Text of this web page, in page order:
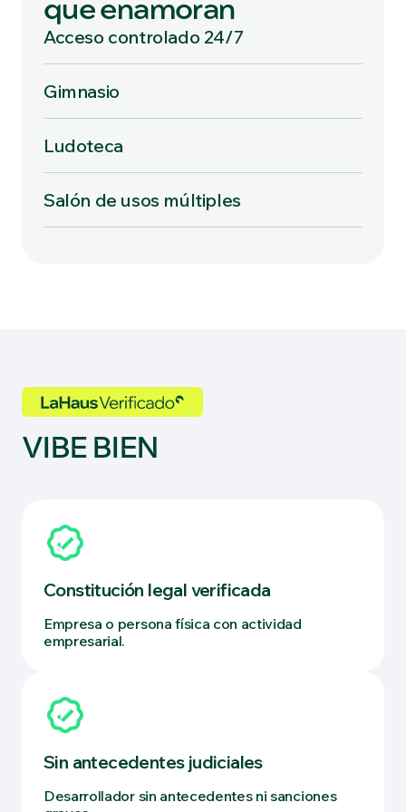
que enamoran
Acceso controlado 24/7
Gimnasio
Ludoteca
Salón de usos múltiples
VIBE BIEN
Constitución legal verificada
Empresa o persona física con actividad
empresarial.
Sin antecedentes judiciales
Desarrollador sin antecedentes ni sanciones